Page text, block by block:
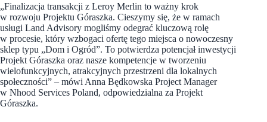
„Finalizacja transakcji z Leroy Merlin to ważny krok
w rozwoju Projektu Góraszka. Cieszymy się, że w ramach
usługi Land Advisory mogliśmy odegrać kluczową rolę
w procesie, który wzbogaci ofertę tego miejsca o nowoczesny
sklep typu „Dom i Ogród”. To potwierdza potencjał inwestycji
Projekt Góraszka oraz nasze kompetencje w tworzeniu
wielofunkcyjnych, atrakcyjnych przestrzeni dla lokalnych
społeczności” – mówi Anna Będkowska Project Manager
w Nhood Services Poland, odpowiedzialna za Projekt
Góraszka.